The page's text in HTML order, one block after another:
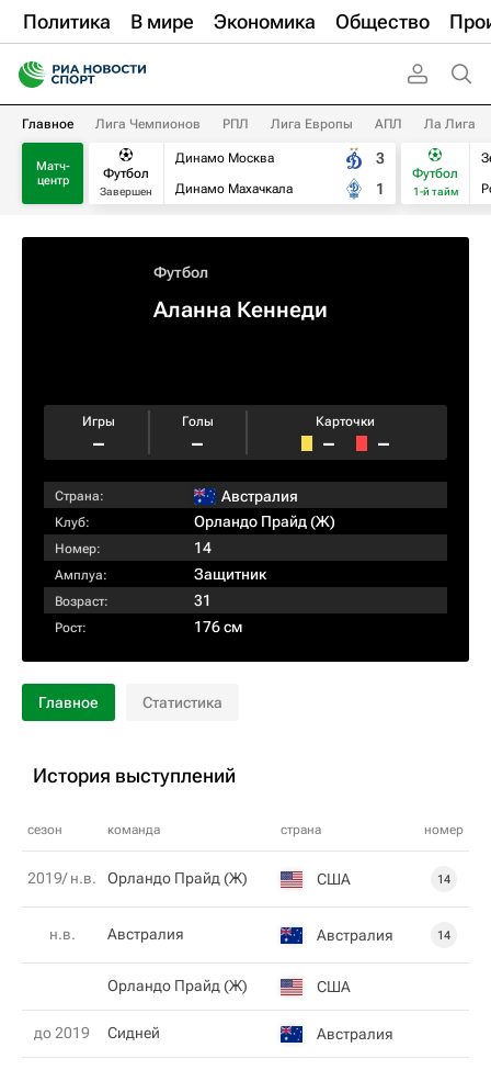
Политика В мире Экономика Общество
Главное Лига Чемпионов РПЛ Лига Европы АПЛ Ла Лига
Матч-
центр
Футбол
Завершен
Динамо Москва
Динамо Махачкала
3
1
Футбол
1-й тайм
Футбол
Аланна Кеннеди
Игры
–
Голы
–
Карточки
– –
Страна: Австралия
Клуб: Орландо Прайд (Ж)
Номер: 14
Амплуа: Защитник
Возраст: 31
Рост: 176 см
Главное Статистика
История выступлений
сезон команда страна номер
2019/ н.в. Орландо Прайд (Ж) США 14
н.в. Австралия Австралия 14
Орландо Прайд (Ж) США
до 2019 Сидней Австралия